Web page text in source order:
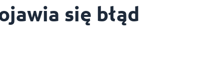
się błąd